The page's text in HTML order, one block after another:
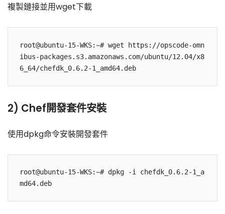
複製鏈接並用wget下載
root@ubuntu-15-WKS:~# wget https://opscode-omn
ibus-packages.s3.amazonaws.com/ubuntu/12.04/x8
2) Chef開發套件安裝
使用dpkg命令安裝開發套件
root@ubuntu-15-WKS:~# dpkg -i chefdk_0.6.2-1_a